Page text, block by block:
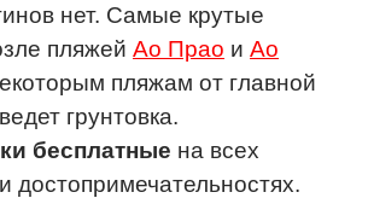
нет. Самые крутые
пляжей Ао Прао и Ао
пляжам от главной
грунтовка.
бесплатные на всех
достопримечательностях.